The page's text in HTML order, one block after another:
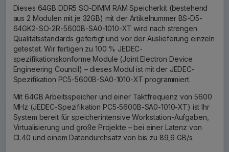
Dieses 64GB DDR5 SO-DIMM RAM Speicherkit (bestehend
aus 2 Modulen mit je 32GB) mit der Artikelnummer BS-D5-
64GK2-SO-2R-5600B-SA0-1010-XT wird nach strengen
Qualitätsstandards gefertigt und vor der Auslieferung einzeln
getestet. Wir fertigen zu 100 % JEDEC-
spezifikationskonforme Module (Joint Electron Device
Engineering Council) – dieses Modul ist mit der JEDEC-
Spezifikation PC5-5600B-SA0-1010-XT programmiert.
Mit 64GB Arbeitsspeicher und einer Taktfrequenz von 5600
MHz (JEDEC-Spezifikation PC5-5600B-SA0-1010-XT) ist Ihr
System bereit für speicherintensive Workstation-Aufgaben,
Virtualisierung und große Projekte – bei einer Latenz von
CL40 und einem Datendurchsatz von bis zu 89,6 GB/s.